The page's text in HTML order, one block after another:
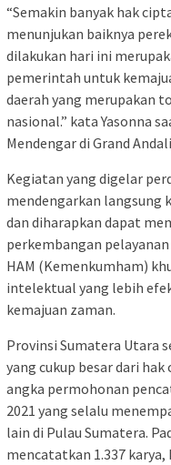
“Semakin banyak hak
menunjukan baiknya
dilakukan hari ini
pemerintah untuk
daerah yang merupakan
nasional.” kata Yasonna
Mendengar di Grand
Kegiatan yang digelar
mendengarkan langsung
dan diharapkan dapat
perkembangan
HAM (Kemenkumham)
intelektual yang lebih
kemajuan zaman.
Provinsi Sumatera Utara
yang cukup besar dari
angka permohonan
2021 yang selalu
lain di Pulau Sumatera.
mencatatkan 1.337